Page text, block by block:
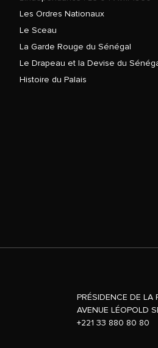
Les Ordres Nationaux
Le Sceau
La Garde Rouge du Sénégal
Le Drapeau et la Devise du
Histoire du Palais
PRÉSIDENCE DE LA
AVENUE LÉOPOLD
+221 33 880 80 80